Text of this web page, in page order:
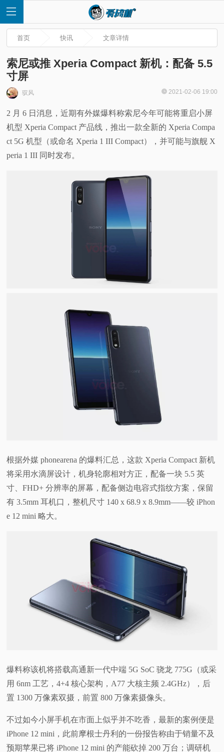
首
页
快
首页 快讯 文章详情
索尼或推 Xperia Compact 新机：配备 5.5
寸屏
驭风 2021-02-06 19:00
2 月 6 日消息，近期有外媒爆料称索尼今年可能将重启小屏
机型 Xperia Compact 产品线，推出一款全新的 Xperia Compa
ct 5G 机型（或命名 Xperia 1 III Compact），并可能与旗舰 X
peria 1 III 同时发布。
根据外媒 phonearena 的爆料汇总，这款 Xperia Compact 新机
将采用水滴屏设计，机身轮廓相对方正，配备一块 5.5 英
寸、FHD+ 分辨率的屏幕，配备侧边电容式指纹方案，保留
有 3.5mm 耳机口，整机尺寸 140 x 68.9 x 8.9mm——较 iPhon
e 12 mini 略大。
爆料称该机将搭载高通新一代中端 5G SoC 骁龙 775G（或采
用 6nm 工艺，4+4 核心架构，A77 大核主频 2.4GHz），后
置 1300 万像素双摄，前置 800 万像素摄像头。
不过如今小屏手机在市面上似乎并不吃香，最新的案例便是
iPhone 12 mini，此前摩根士丹利的一份报告称由于销量不及
预期苹果已将 iPhone 12 mini 的产能砍掉 200 万台；调研机